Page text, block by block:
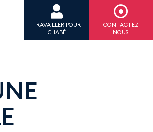
TRAVAILLER POUR
CHABÉ
CONTACTEZ
NOUS